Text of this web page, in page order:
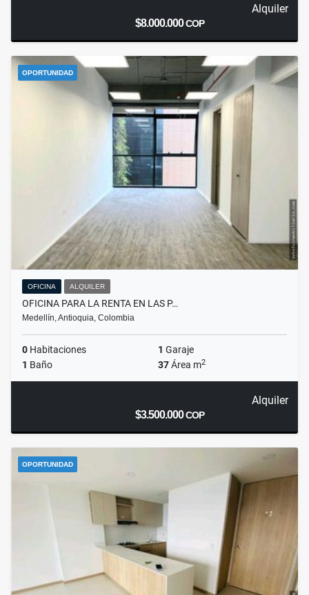
Alquiler
$8.000.000COP
OPORTUNIDAD
OFICINA ALQUILER
OFICINA PARA LA RENTA EN LAS P…
Medellín, Antioquia, Colombia
0 Habitaciones 1 Garaje
1 Baño 37Área m2
Alquiler
$3.500.000COP
OPORTUNIDAD